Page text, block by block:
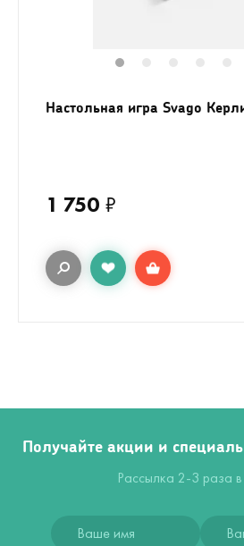
Настольная игра Svago
1 750 ₽
Получайте акции и
Рассылка 2-3 раза